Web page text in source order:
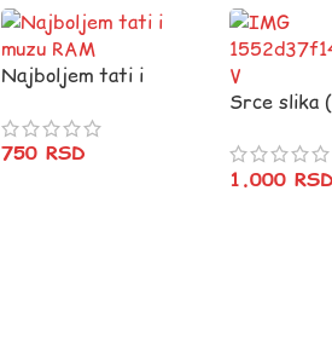
Najboljem tati i
750RSD
Srce slika
1.000 RSD